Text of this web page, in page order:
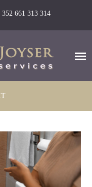
352 661 313 314